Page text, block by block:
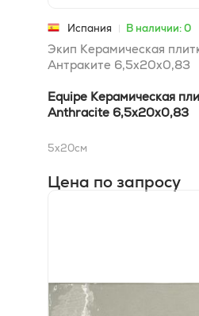
Испания В наличии: 0
Экип Керамическая
Антраките 6,5x20x0,83
Equipe Керамическая
Anthracite 6,5x20x0,83
5x20см
Цена по запросу